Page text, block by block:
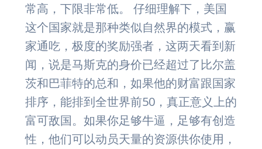
常高，下限非常低。 仔细理解下，美国
这个国家就是那种类似自然界的模式，赢
家通吃，极度的奖励强者，这两天看到新
闻，说是马斯克的身价已经超过了比尔盖
茨和巴菲特的总和，如果他的财富跟国家
排序，能排到全世界前50，真正意义上的
富可敌国。如果你足够牛逼，足够有创造
性，他们可以动员天量的资源供你使用，